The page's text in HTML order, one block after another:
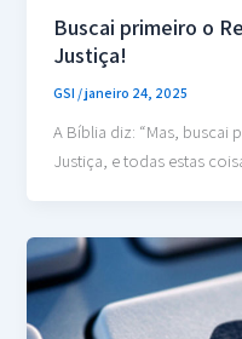
Buscai primeiro o
Justiça!
GSI /janeiro 24, 2025
A Bíblia diz: “Mas, buscai
Justiça, e todas estas